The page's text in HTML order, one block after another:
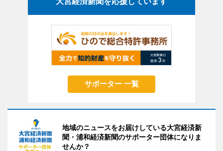
サポーター 一覧
地域のニュースをお届けしている大宮経済新
聞・浦和経済新聞のサポーター団体になりま
せんか？